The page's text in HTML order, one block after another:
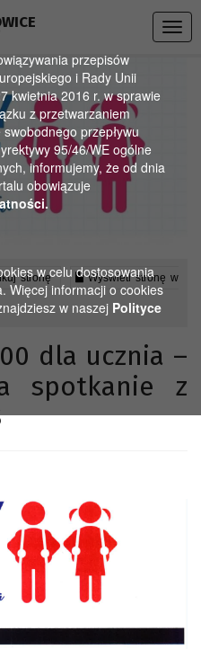
przepisów
i Rady Unii
kwietnia 2016 r. w sprawie
z przetwarzaniem
przepływu
95/46/WE ogólne
informujemy, że od dnia
obowiązuje
w celu dostosowania
Więcej informacji o cookies
w naszej Polityce
stronę Wyświetl stronę w
dla ucznia –
spotkanie z